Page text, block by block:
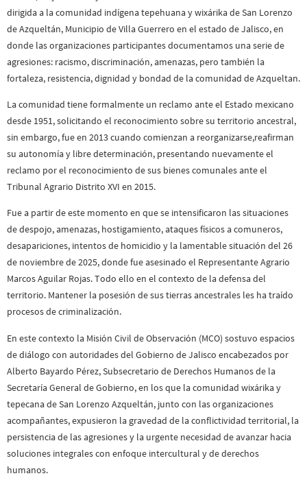
dirigida a la comunidad indígena tepehuana y wixárika de San Lorenzo
de Azqueltán, Municipio de Villa Guerrero en el estado de Jalisco, en
donde las organizaciones participantes documentamos una serie de
agresiones: racismo, discriminación, amenazas, pero también la
fortaleza, resistencia, dignidad y bondad de la comunidad de Azqueltan.
La comunidad tiene formalmente un reclamo ante el Estado mexicano
desde 1951, solicitando el reconocimiento sobre su territorio ancestral,
sin embargo, fue en 2013 cuando comienzan a reorganizarse,reafirman
su autonomía y libre determinación, presentando nuevamente el
reclamo por el reconocimiento de sus bienes comunales ante el
Tribunal Agrario Distrito XVI en 2015.
Fue a partir de este momento en que se intensificaron las situaciones
de despojo, amenazas, hostigamiento, ataques físicos a comuneros,
desapariciones, intentos de homicidio y la lamentable situación del 26
de noviembre de 2025, donde fue asesinado el Representante Agrario
Marcos Aguilar Rojas. Todo ello en el contexto de la defensa del
territorio. Mantener la posesión de sus tierras ancestrales les ha traído
procesos de criminalización.
En este contexto la Misión Civil de Observación (MCO) sostuvo espacios
de diálogo con autoridades del Gobierno de Jalisco encabezados por
Alberto Bayardo Pérez, Subsecretario de Derechos Humanos de la
Secretaría General de Gobierno, en los que la comunidad wixárika y
tepecana de San Lorenzo Azqueltán, junto con las organizaciones
acompañantes, expusieron la gravedad de la conflictividad territorial, la
persistencia de las agresiones y la urgente necesidad de avanzar hacia
soluciones integrales con enfoque intercultural y de derechos
humanos.